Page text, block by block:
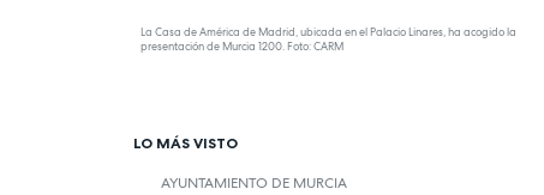
La Casa de América de Madrid, ubicada en el Palacio Linares, ha acogido la
presentación de Murcia 1200. Foto: CARM
LO MÁS VISTO
AYUNTAMIENTO DE MURCIA